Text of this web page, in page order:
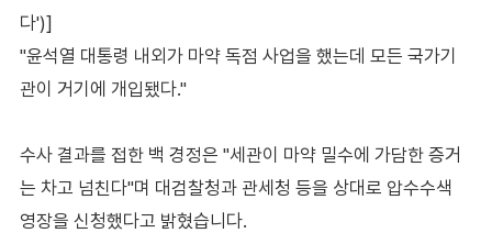
다')]
"윤석열 대통령 내외가 마약 독점 사업을 했는데 모든 국가기
관이 거기에 개입됐다."
수사 결과를 접한 백 경정은 "세관이 마약 밀수에 가담한 증거
는 차고 넘친다"며 대검찰청과 관세청 등을 상대로 압수수색
영장을 신청했다고 밝혔습니다.